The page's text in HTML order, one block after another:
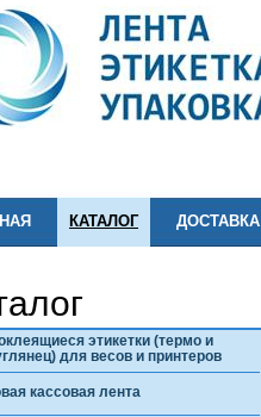
КАТАЛОГ ДОСТАВКА
этикетки (термо и
для весов и принтеров
кассовая лента